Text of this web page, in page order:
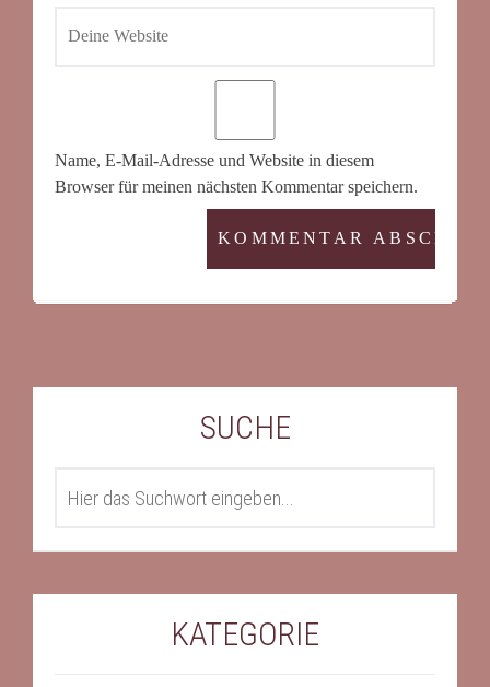
Name, E-Mail-Adresse und Website in diesem
Browser für meinen nächsten Kommentar speichern.
SUCHE
KATEGORIE